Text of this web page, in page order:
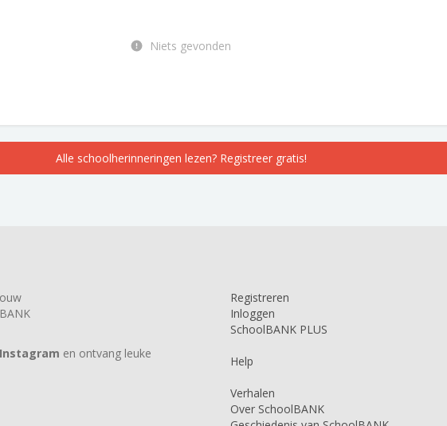
Niets gevonden
Alle schoolherinneringen lezen? Registreer gratis!
Instagram en ontvang leuke
Registreren
Inloggen
SchoolBANK PLUS
Help
Verhalen
Over SchoolBANK